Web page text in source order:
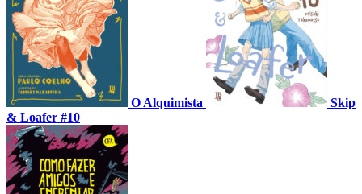
O Alquimista
Skip
& Loafer #10